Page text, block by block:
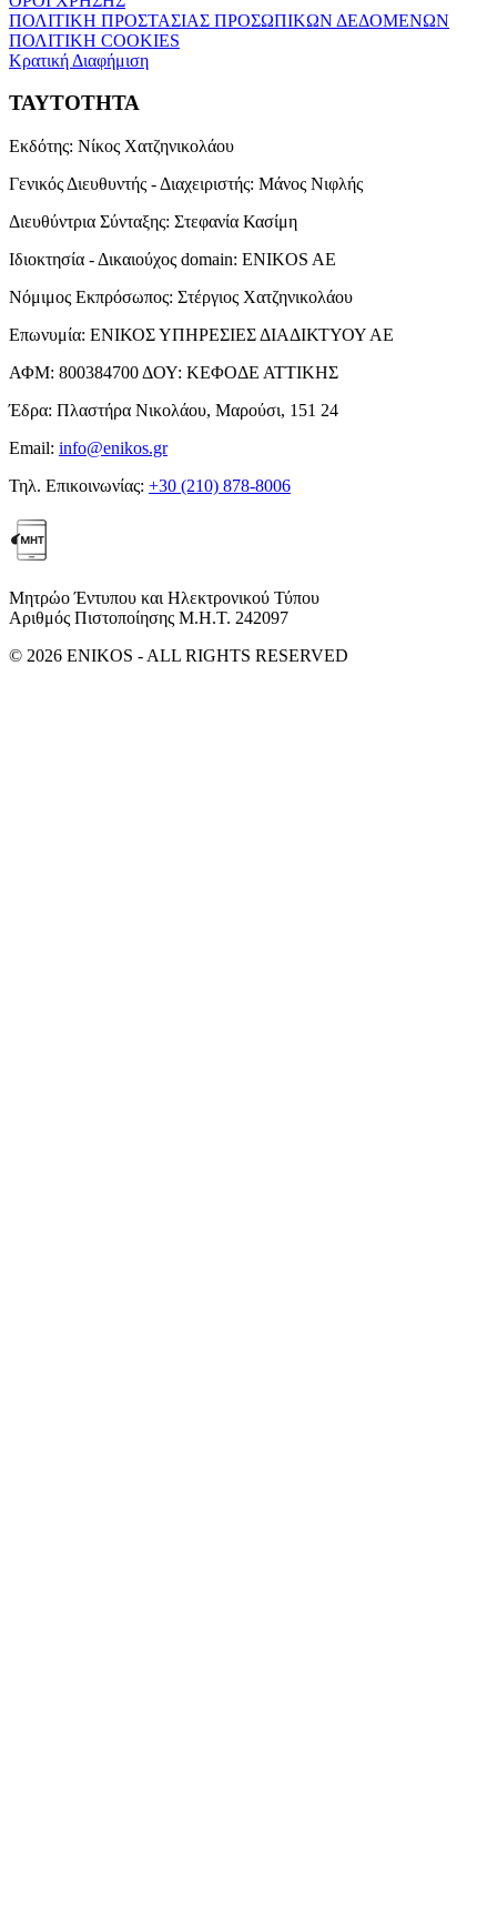
ΠΟΛΙΤΙΚΗ ΠΡΟΣΤΑΣΙΑΣ ΠΡΟΣΩΠΙΚΩΝ ΔΕΔΟΜΕΝΩΝ
ΠΟΛΙΤΙΚΗ COOKIES
Κρατική Διαφήμιση
ΤΑΥΤΟΤΗΤΑ
Εκδότης: Νίκος Χατζηνικολάου
Γενικός Διευθυντής - Διαχειριστής: Μάνος Νιφλής
Διευθύντρια Σύνταξης: Στεφανία Κασίμη
Ιδιοκτησία - Δικαιούχος domain: ENIKOS AE
Νόμιμος Εκπρόσωπος: Στέργιος Χατζηνικολάου
Επωνυμία: ΕΝΙΚΟΣ ΥΠΗΡΕΣΙΕΣ ΔΙΑΔΙΚΤΥΟΥ ΑΕ
ΑΦΜ: 800384700 ΔΟΥ: ΚΕΦΟΔΕ ΑΤΤΙΚΗΣ
Έδρα: Πλαστήρα Νικολάου, Μαρούσι, 151 24
Email: info@enikos.gr
Τηλ. Επικοινωνίας: +30 (210) 878-8006
Μητρώο Έντυπου και Ηλεκτρονικού Τύπου
Αριθμός Πιστοποίησης Μ.Η.Τ. 242097
© 2026 ENIKOS - ALL RIGHTS RESERVED